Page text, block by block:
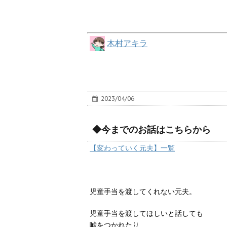
木村アキラ
2023/04/06
◆今までのお話はこちらから
【変わっていく元夫】一覧
児童手当を渡してくれない元夫。
児童手当を渡してほしいと話しても
嘘をつかれたり